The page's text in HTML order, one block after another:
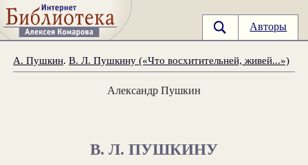
Авторы
А. Пушкин.В. Л. Пушкину («Что восхитительней, живей...»)
Александр Пушкин
В. Л. ПУШКИНУ